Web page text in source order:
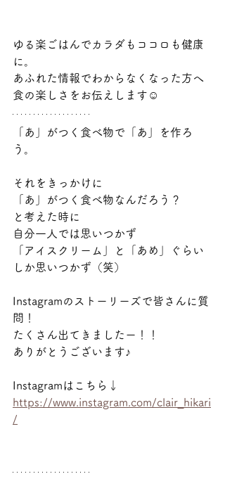
ゆる楽ごはんでカラダもココロも健康
に。
あふれた情報でわからなくなった方へ
食の楽しさをお伝えします☺
「あ」がつく食べ物で「あ」を作ろ
う。
それをきっかけに
「あ」がつく食べ物なんだろう？
と考えた時に
自分一人では思いつかず
「アイスクリーム」と「あめ」ぐらい
しか思いつかず（笑）
Instagramのストーリーズで皆さんに質
問！
たくさん出てきましたー！！
ありがとうございます♪
Instagramはこちら↓
https://www.instagram.com/clair_hikari
/